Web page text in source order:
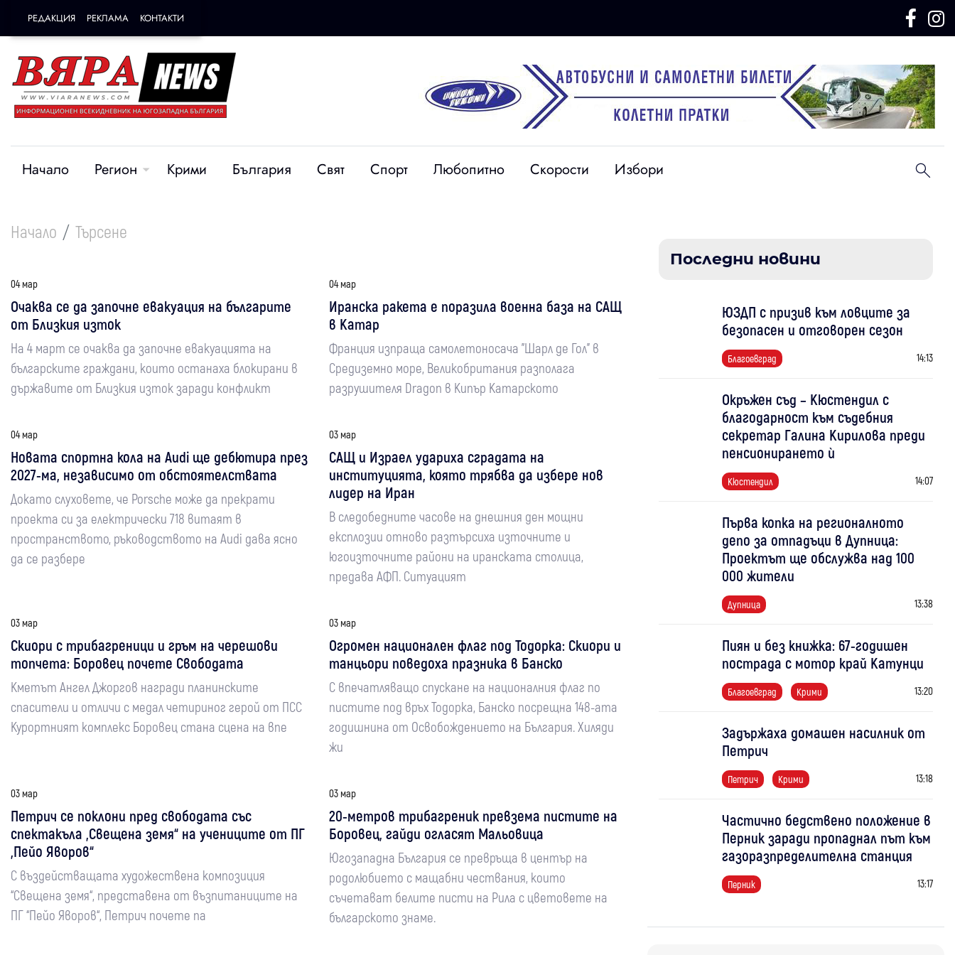
РЕДАКЦИЯ РЕКЛАМА КОНТАКТИ
Начало Регион Крими България Свят Спорт Любопитно Скорости Избори
Начало Търсене
04 мар
Очаква се да започне евакуация на българите
от Близкия изток
На 4 март се очаква да започне евакуацията на
българските граждани, които останаха блокирани в
държавите от Близкия изток заради конфликт
04 мар
Иранска ракета е поразила военна база на САЩ
в Катар
Франция изпраща самолетоносача "Шарл де Гол" в
Средиземно море, Великобритания разполага
разрушителя Dragon в Кипър Катарското
04 мар
Новата спортна кола на Audi ще дебютира през
2027-ма, независимо от обстоятелствата
Докато слуховете, че Porsche може да прекрати
проекта си за електрически 718 витаят в
пространството, ръководството на Audi дава ясно
да се разбере
03 мар
САЩ и Израел удариха сградата на
институцията, която трябва да избере нов
лидер на Иран
В следобедните часове на днешния ден мощни
експлозии отново разтърсиха източните и
югоизточните райони на иранската столица,
предава АФП. Ситуацият
03 мар
Скиори с трибагреници и гръм на черешови
топчета: Боровец почете Свободата
Кметът Ангел Джоргов награди планинските
спасители и отличи с медал четириног герой от ПСС
Курортният комплекс Боровец стана сцена на впе
03 мар
Огромен национален флаг под Тодорка: Скиори и
танцьори поведоха празника в Банско
С впечатляващо спускане на националния флаг по
пистите под връх Тодорка, Банско посрещна 148-ата
годишнина от Освобождението на България. Хиляди
жи
03 мар
Петрич се поклони пред свободата със
спектакъла „Свещена земя“ на учениците от ПГ
„Пейо Яворов“
С въздействащата художествена композиция
“Свещена земя“, представена от възпитаниците на
ПГ “Пейо Яворов“, Петрич почете па
03 мар
20-метров трибагреник превзема пистите на
Боровец, гайди огласят Мальовица
Югозападна България се превръща в център на
родолюбието с мащабни чествания, които
съчетават белите писти на Рила с цветовете на
българското знаме.
Последни новини
ЮЗДП с призив към ловците за
безопасен и отговорен сезон
Благоевград 14:13
Окръжен съд – Кюстендил с
благодарност към съдебния
секретар Галина Кирилова преди
пенсионирането ѝ
Кюстендил 14:07
Първа копка на регионалното
депо за отпадъци в Дупница:
Проектът ще обслужва над 100
000 жители
Дупница 13:38
Пиян и без книжка: 67-годишен
пострада с мотор край Катунци
Благоевград Крими 13:20
Задържаха домашен насилник от
Петрич
Петрич Крими 13:18
Частично бедствено положение в
Перник заради пропаднал път към
газоразпределителна станция
Перник 13:17